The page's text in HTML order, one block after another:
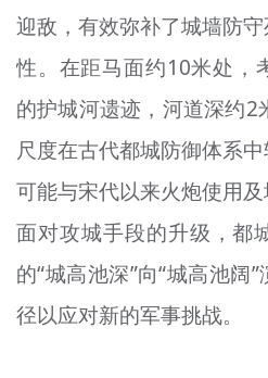
迎敌，有效弥补了城墙防
性。在距马面约10米处，
的护城河遗迹，河道深约2
尺度在古代都城防御体系
可能与宋代以来火炮使用及
面对攻城手段的升级，都
的“城高池深”向“城高池阔
径以应对新的军事挑战。